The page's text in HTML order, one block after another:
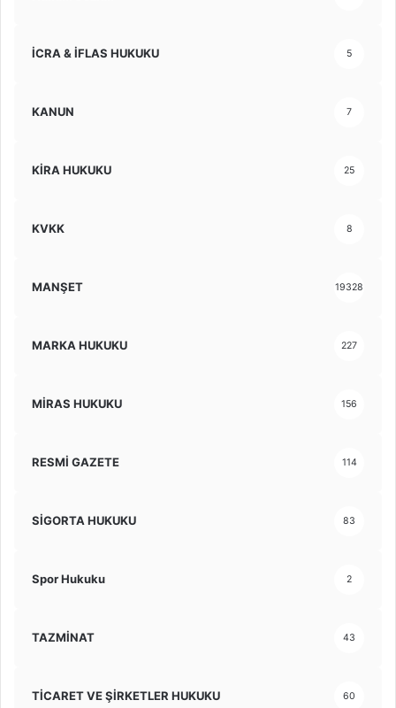
İCRA & İFLAS HUKUKU 5
KANUN 7
KİRA HUKUKU 25
KVKK 8
MANŞET 19328
MARKA HUKUKU 227
MİRAS HUKUKU 156
RESMİ GAZETE 114
SİGORTA HUKUKU 83
Spor Hukuku 2
TAZMİNAT 43
TİCARET VE ŞİRKETLER HUKUKU 60